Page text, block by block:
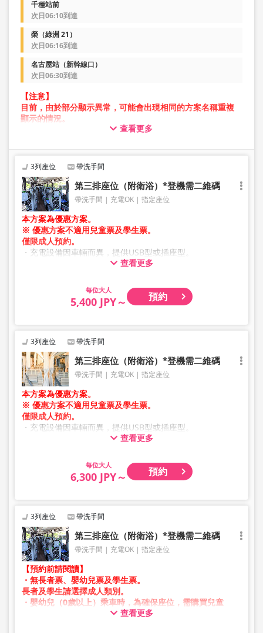
千種站前
次日06:10到達
榮（綠洲 21）
次日06:16到達
名古屋站（新幹線口）
次日06:30到達
【注意】
目前，由於部分顯示異常，可能會出現相同的方案名稱重複
顯示的情況。
在此情況下，預約操作過程中可能會發生錯誤。
案進行預約。
查看更多
3列座位 帶洗手間
第三排座位（附衛浴）*登機需二維碼
帶洗手間 充電OK 指定座位
本方案為優惠方案。
※ 優惠方案不適用兒童票及學生票。
僅限成人預約。
・充電設備因車輛而異，提供USB型或插座型。
・因加班車或車輛維修等因素，車輛及座位規格可能於未事
查看更多
大人
5,400 JPY～ 預約
3列座位 帶洗手間
第三排座位（附衛浴）*登機需二維碼
帶洗手間 充電OK 指定座位
本方案為優惠方案。
※ 優惠方案不適用兒童票及學生票。
僅限成人預約。
・充電設備因車輛而異，提供USB型或插座型。
・因加班車或車輛維修等因素，車輛及座位規格可能於未事
查看更多
大人
6,300 JPY～ 預約
3列座位 帶洗手間
第三排座位（附衛浴）*登機需二維碼
帶洗手間 充電OK 指定座位
【預約前請閱讀】
・無長者票、嬰幼兒票及學生票。
長者及學生請選擇成人類別。
・嬰幼兒（0歲以上）乘車時，為確保座位，需購買兒童
查看更多